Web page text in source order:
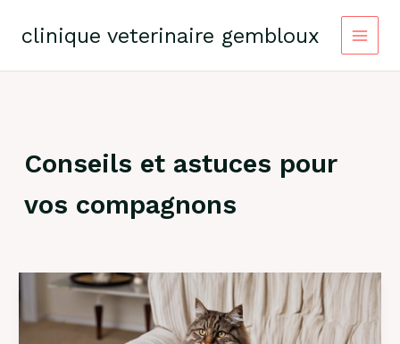
contentclinique veterinaire gembloux
Conseils et astuces pour
vos compagnons